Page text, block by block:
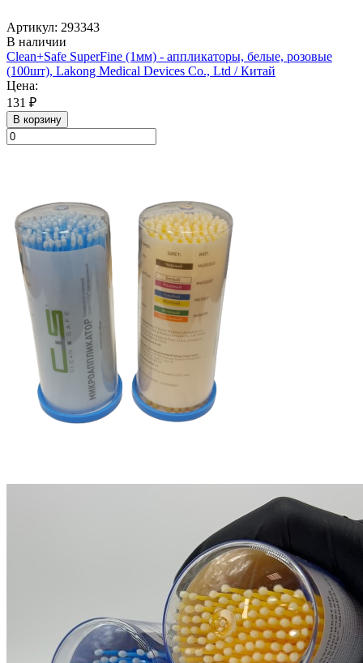
Артикул: 293343
В наличии
Clean+Safe SuperFine (1мм) - аппликаторы, белые, розовые
(100шт), Lakong Medical Devices Co., Ltd / Китай
Цена:
131 ₽
В корзину